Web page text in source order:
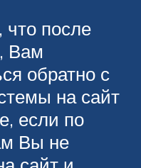
после
Вам
обратно с
на сайт
если по
Вы не